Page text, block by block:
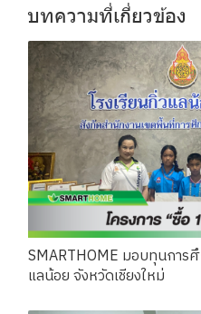
บทความที่เกี่ยวข้อง
SMARTHOME มอบทุนการ
แลน้อย จังหวัดเชียงใหม่